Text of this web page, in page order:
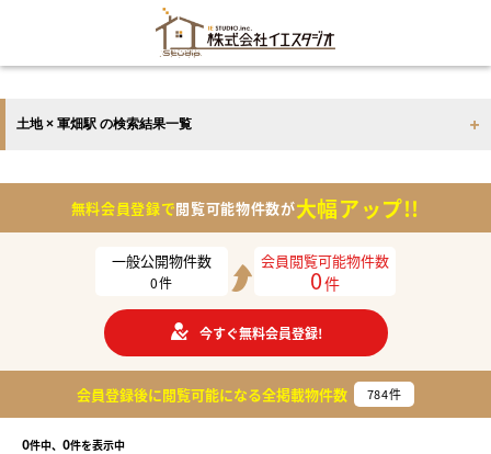
土地 × 軍畑駅 の検索結果一覧
無料会員登録で閲覧可能物件数が大幅アップ!!
一般公開物件数
0件
会員閲覧可能物件数
0件
今すぐ無料会員登録!
会員登録後に閲覧可能になる全掲載物件数 784件
0件中、 0件を表示中